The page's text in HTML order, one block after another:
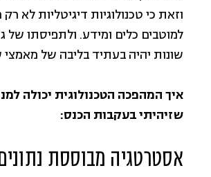
וזאת כי טכנולוגיות דיגיטליות
למוטבים כלים ומידע. ולתפיסתו של
שונות יהיה בעתיד בליבה של מאמצי
איך המהפכה הטכנולוגית יכולה
שזיהיתי בעקבות הכנס:
אסטרטגיה מבוססת